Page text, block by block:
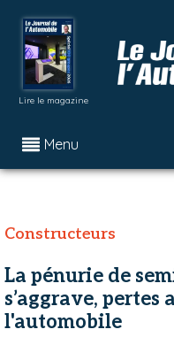
Lire le magazine
Menu
Constructeurs
La pénurie de
s’aggrave, pertes
l'automobile